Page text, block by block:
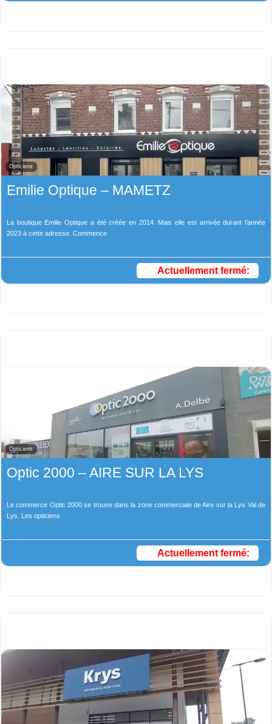
Opticiens
Emilie Optique – MAMETZ
La boutique Emilie Optique a été créée en 2014. Mais elle est arrivée durant l’année
2023 à cette adresse. Commence
Actuellement fermé:
Opticiens
Optic 2000 – AIRE SUR LA LYS
Le commerce Optic 2000 se trouve dans la zone commerciale de Aire sur la Lys Val de
Lys. Les opticiens
Actuellement fermé: